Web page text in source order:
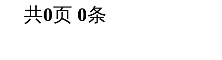
共0页 0条